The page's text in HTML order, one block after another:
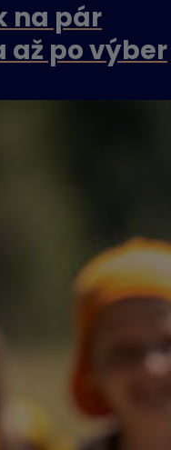
na pár
až po výber